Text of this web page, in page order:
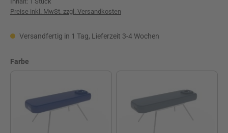
Preise inkl. MwSt. zzgl. Versandkosten
Versandfertig in 1 Tag, Lieferzeit 3-4 Wochen
Farbe